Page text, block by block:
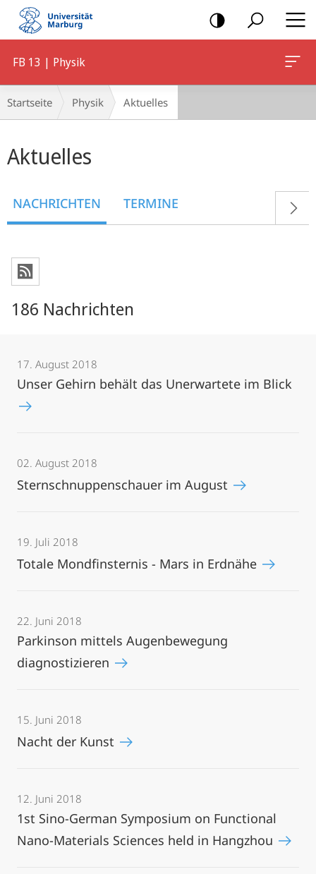
Mobile-
Navigation
FB 13 | Physik
Breadcrumb-
Navigation
Startseite Physik Aktuelles
Aktuelles
NACHRICHTEN TERMINE
186 Nachrichten
17. August 2018
Unser Gehirn behält das Unerwartete im Blick
02. August 2018
Sternschnuppenschauer im August
19. Juli 2018
Totale Mondfinsternis - Mars in Erdnähe
22. Juni 2018
Parkinson mittels Augenbewegung
diagnostizieren
15. Juni 2018
Nacht der Kunst
12. Juni 2018
1st Sino-German Symposium on Functional
Nano-Materials Sciences held in Hangzhou